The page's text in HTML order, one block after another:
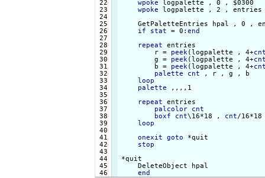
22
23
24
25
26
27
28
29
30
31
32
33
34
35
36
37
38
39
40
41
42
43
44
45
wpoke
logpalette , 0 , $0300
wpoke
logpalette , 2 , entries
GetPaletteEntries hpal , 0 ,
if
stat = 0:end
repeat
entries
        r =
peek(logpalette , 4+
        g =
peek(logpalette , 4+
        b =
peek(logpalette , 4+
palette
cnt
, r , g , b
loop
palette
,,,,1
repeat
entries
palcolor
cnt
boxf
cnt\16*18 , cnt/
loop
onexit
goto
*quit
stop
*quit
    DeleteObject hpal
end